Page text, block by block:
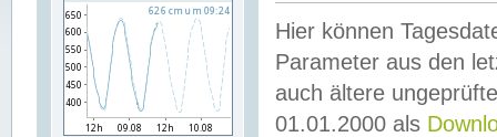
Hier können
Parameter aus den
auch ältere
01.01.2000 als